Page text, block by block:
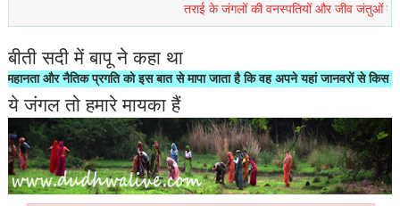
तराई के जंगलों की वनस्पतियों और जीव जंतुओं की
बीती सदी में बापू ने कहा था
और नैतिक प्रगति को इस बात से मापा जाता है कि वह अपने यहां जानवरों से किस तरह का
ये जंगल तो हमारे मायका हैं